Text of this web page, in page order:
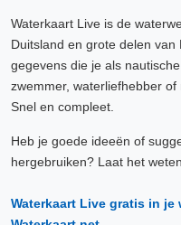
Waterkaart Live is de
Duitsland en grote delen
gegevens die je als
zwemmer, waterliefhebber
Snel en compleet.
Heb je goede ideeën of
hergebruiken? Laat het
Waterkaart Live gratis in je